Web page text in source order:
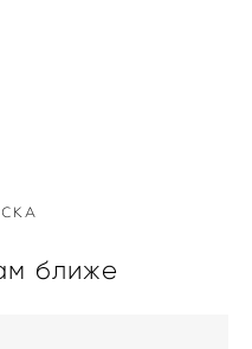
ближе